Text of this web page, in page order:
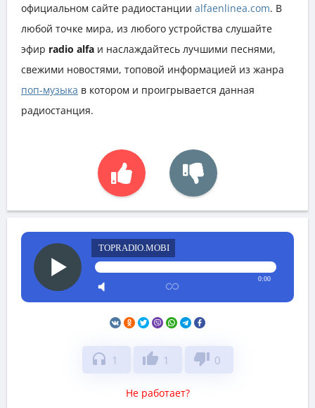
официальном сайте радиостанции alfaenlinea.com. В
любой точке мира, из любого устройства слушайте
эфир radio alfa и наслаждайтесь лучшими песнями,
свежими новостями, топовой информацией из жанра
поп-музыка в котором и проигрывается данная
радиостанция.
TOPRADIO.MOBI
0:00
headphones 1 thumb_up 1 thumb_down 0
Не работает?